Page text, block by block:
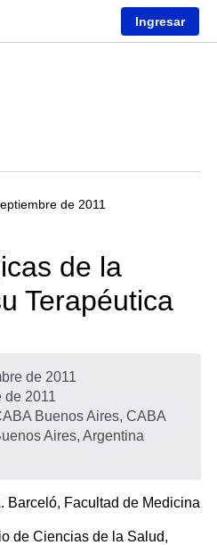
Ingresar
de 2011
de la
Terapéutica
de 2011
de 2011
Buenos Aires, CABA
Aires, Argentina
Barceló, Facultad de Medicina
de Ciencias de la Salud,